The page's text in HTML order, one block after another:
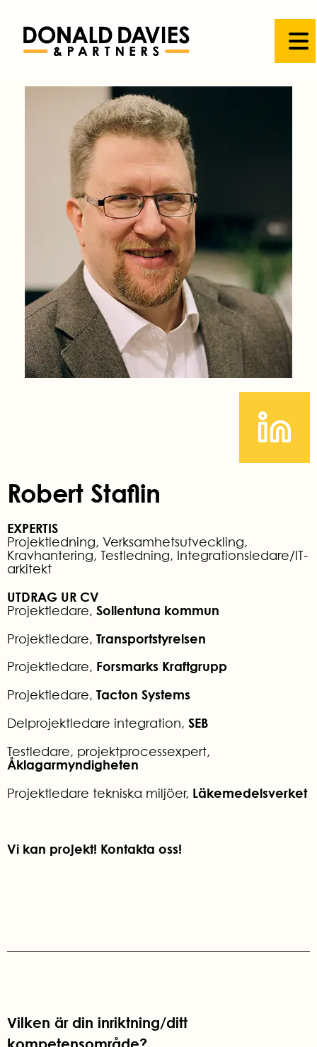
Robert Staflin
EXPERTIS
Projektledning, Verksamhetsutveckling,
Kravhantering, Testledning, Integrationsledare/IT-
arkitekt
UTDRAG UR CV
Projektledare, Sollentuna kommun
Projektledare, Transportstyrelsen
Projektledare, Forsmarks Kraftgrupp
Projektledare, Tacton Systems
Delprojektledare integration, SEB
Testledare, projektprocessexpert,
Åklagarmyndigheten
Projektledare tekniska miljöer, Läkemedelsverket
Vi kan projekt! Kontakta oss!
Vilken är din inriktning/ditt